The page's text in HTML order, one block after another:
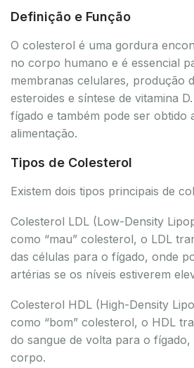
Definição e Função
O colesterol é uma gordura
no corpo humano e é essencial
membranas celulares, produção
esteroides e síntese de vitamina
fígado e também pode ser obtido
alimentação.
Tipos de Colesterol
Existem dois tipos principais de
Colesterol LDL (Low-Density
como “mau” colesterol, o LDL
das células para o fígado, onde
artérias se os níveis estiverem
Colesterol HDL (High-Density
como “bom” colesterol, o HDL
do sangue de volta para o fígado,
corpo.